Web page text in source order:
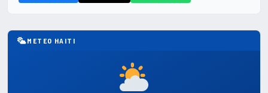
METEO HAITI